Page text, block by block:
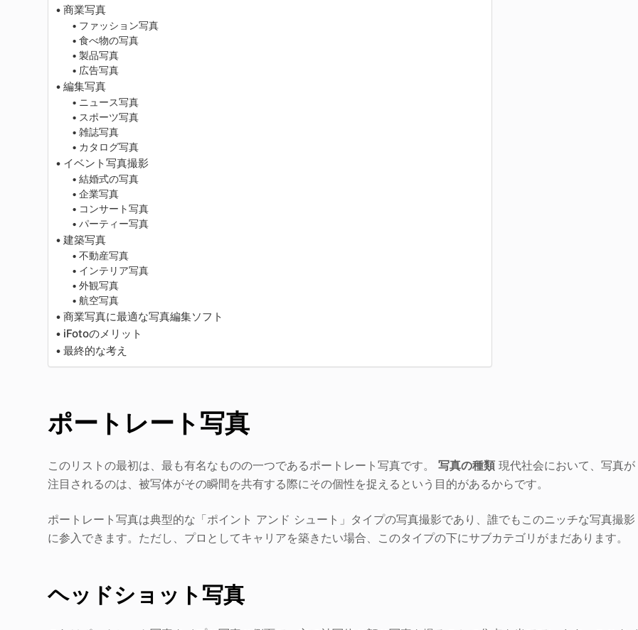
商業写真
ファッション写真
食べ物の写真
製品写真
広告写真
編集写真
ニュース写真
スポーツ写真
雑誌写真
カタログ写真
イベント写真撮影
結婚式の写真
企業写真
コンサート写真
パーティー写真
建築写真
不動産写真
インテリア写真
外観写真
航空写真
商業写真に最適な写真編集ソフト
iFotoのメリット
最終的な考え
ポートレート写真
このリストの最初は、最も有名なものの一つであるポートレート写真です。写真の種類 現代社会において、写真が
注目されるのは、被写体がその瞬間を共有する際にその個性を捉えるという目的があるからです。
ポートレート写真は典型的な「ポイント アンド シュート」タイプの写真撮影であり、誰でもこのニッチな写真撮影
に参入できます。ただし、プロとしてキャリアを築きたい場合、このタイプの下にサブカテゴリがまだあります。
ヘッドショット写真